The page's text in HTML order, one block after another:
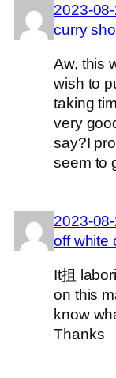
2023-
curry
Aw, this
wish to
taking
very
say?I
seem to
2023-
off white
It抯
on this
know
Thanks